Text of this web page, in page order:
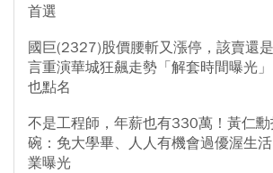
首選
國巨(2327)股價腰斬又漲停，該賣還
言重演華城狂飆走勢「解套時間曝光
也點名
不是工程師，年薪也有330萬！黃仁
碗：免大學畢、人人有機會過優渥生
業曝光